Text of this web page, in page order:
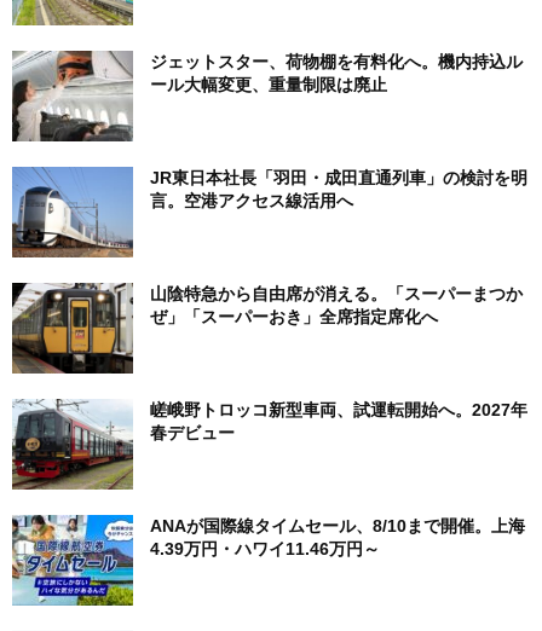
ジェットスター、荷物棚を有料化へ。機内持込ル
ール大幅変更、重量制限は廃止
JR東日本社長「羽田・成田直通列車」の検討を明
言。空港アクセス線活用へ
山陰特急から自由席が消える。「スーパーまつか
ぜ」「スーパーおき」全席指定席化へ
嵯峨野トロッコ新型車両、試運転開始へ。2027年
春デビュー
ANAが国際線タイムセール、8/10まで開催。上海
4.39万円・ハワイ11.46万円～